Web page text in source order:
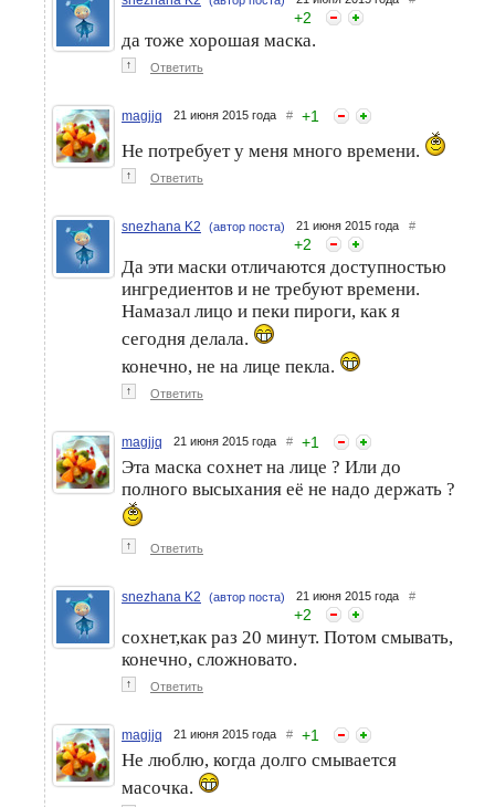
+2
да тоже хорошая маска.
↑ Ответить
magjjq 21 июня 2015 года # +1
Не потребует у меня много времени.
↑ Ответить
snezhana K2 (автор поста) 21 июня 2015 года #
+2
Да эти маски отличаются доступностью
ингредиентов и не требуют времени.
Намазал лицо и пеки пироги, как я
сегодня делала.
конечно, не на лице пекла.
↑ Ответить
magjjq 21 июня 2015 года # +1
Эта маска сохнет на лице ? Или до
полного высыхания её не надо держать ?
↑ Ответить
snezhana K2 (автор поста) 21 июня 2015 года #
+2
сохнет,как раз 20 минут. Потом смывать,
конечно, сложновато.
↑ Ответить
magjjq 21 июня 2015 года # +1
Не люблю, когда долго смывается
масочка.